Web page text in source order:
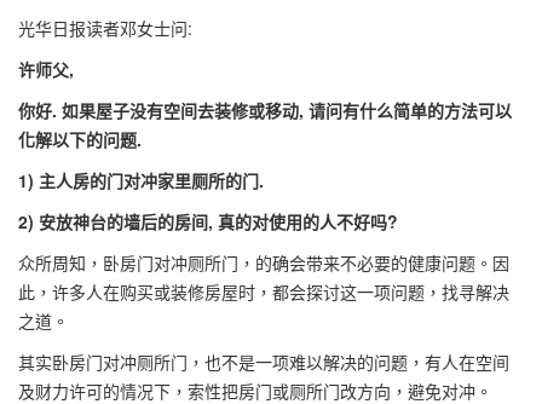
光华日报读者邓女士问:
许师父,
你好. 如果屋子没有空间去装修或移动, 请问有什么简单的方法可以
化解以下的问题.
1) 主人房的门对冲家里厕所的门.
2) 安放神台的墙后的房间, 真的对使用的人不好吗?
众所周知，卧房门对冲厕所门，的确会带来不必要的健康问题。因
此，许多人在购买或装修房屋时，都会探讨这一项问题，找寻解决
之道。
其实卧房门对冲厕所门，也不是一项难以解决的问题，有人在空间
及财力许可的情况下，索性把房门或厕所门改方向，避免对冲。